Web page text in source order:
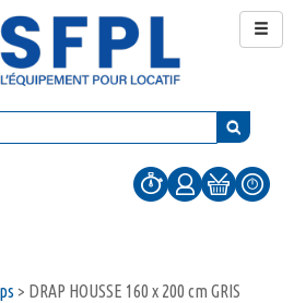
> DRAP HOUSSE 160 x 200 cm GRIS